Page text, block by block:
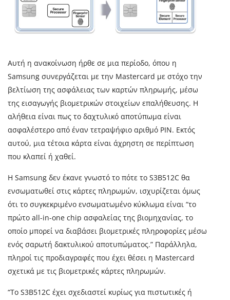
Αυτή η ανακοίνωση ήρθε σε μια περίοδο, όπου η
Samsung συνεργάζεται με την Mastercard με στόχο την
βελτίωση της ασφάλειας των καρτών πληρωμής, μέσω
της εισαγωγής βιομετρικών στοιχείων επαλήθευσης. Η
αλήθεια είναι πως το δαχτυλικό αποτύπωμα είναι
ασφαλέστερο από έναν τετραψήφιο αριθμό PIN. Εκτός
αυτού, μια τέτοια κάρτα είναι άχρηστη σε περίπτωση
που κλαπεί ή χαθεί.
Η Samsung δεν έκανε γνωστό το πότε το S3B512C θα
ενσωματωθεί στις κάρτες πληρωμών, ισχυρίζεται όμως
ότι το συγκεκριμένο ενσωματωμένο κύκλωμα είναι “το
πρώτο all-in-one chip ασφαλείας της βιομηχανίας, το
οποίο μπορεί να διαβάσει βιομετρικές πληροφορίες μέσω
ενός σαρωτή δακτυλικού αποτυπώματος.” Παράλληλα,
πληροί τις προδιαγραφές που έχει θέσει η Mastercard
σχετικά με τις βιομετρικές κάρτες πληρωμών.
“Το S3B512C έχει σχεδιαστεί κυρίως για πιστωτικές ή